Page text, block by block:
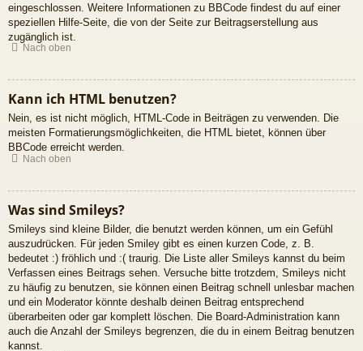
eingeschlossen. Weitere Informationen zu BBCode findest du auf einer
speziellen Hilfe-Seite, die von der Seite zur Beitragserstellung aus
zugänglich ist.
Nach oben
Kann ich HTML benutzen?
Nein, es ist nicht möglich, HTML-Code in Beiträgen zu verwenden. Die
meisten Formatierungsmöglichkeiten, die HTML bietet, können über
BBCode erreicht werden.
Nach oben
Was sind Smileys?
Smileys sind kleine Bilder, die benutzt werden können, um ein Gefühl
auszudrücken. Für jeden Smiley gibt es einen kurzen Code, z. B.
bedeutet :) fröhlich und :( traurig. Die Liste aller Smileys kannst du beim
Verfassen eines Beitrags sehen. Versuche bitte trotzdem, Smileys nicht
zu häufig zu benutzen, sie können einen Beitrag schnell unlesbar machen
und ein Moderator könnte deshalb deinen Beitrag entsprechend
überarbeiten oder gar komplett löschen. Die Board-Administration kann
auch die Anzahl der Smileys begrenzen, die du in einem Beitrag benutzen
kannst.